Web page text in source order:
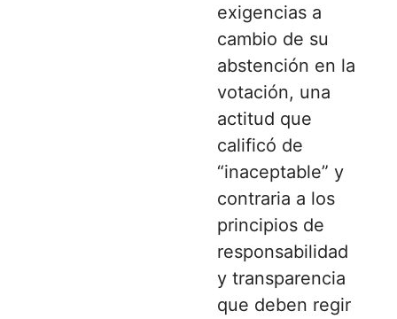
exigencias a
cambio de su
abstención en la
votación, una
actitud que
calificó de
“inaceptable” y
contraria a los
principios de
responsabilidad
y transparencia
que deben regir